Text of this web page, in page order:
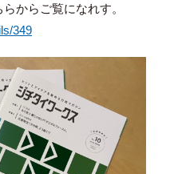
からご覧になれす。
349